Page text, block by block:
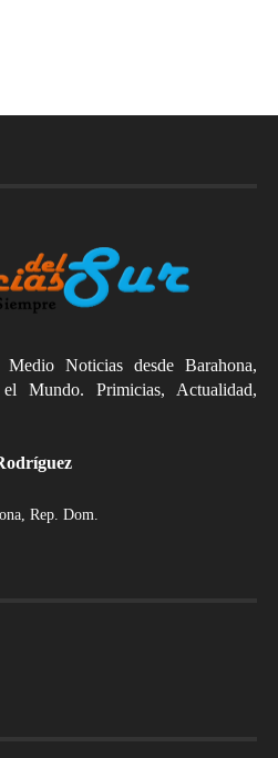
Noticias desde Barahona,
Mundo. Primicias, Actualidad,
Rep. Dom.